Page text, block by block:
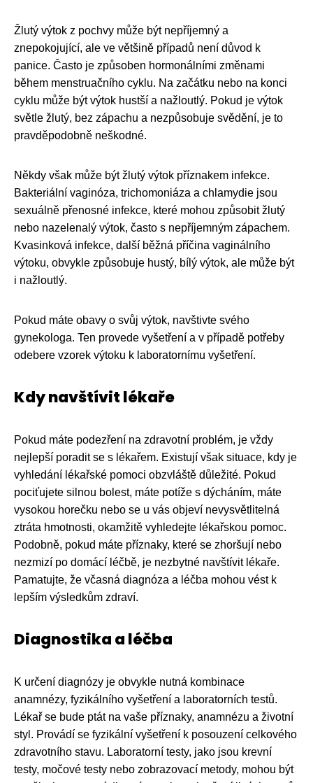
Žlutý výtok z pochvy může být nepříjemný a
znepokojující, ale ve většině případů není důvod k
panice. Často je způsoben hormonálními změnami
během menstruačního cyklu. Na začátku nebo na konci
cyklu může být výtok hustší a nažloutlý. Pokud je výtok
světle žlutý, bez zápachu a nezpůsobuje svědění, je to
pravděpodobně neškodné.
Někdy však může být žlutý výtok příznakem infekce.
Bakteriální vaginóza, trichomoniáza a chlamydie jsou
sexuálně přenosné infekce, které mohou způsobit žlutý
nebo nazelenalý výtok, často s nepříjemným zápachem.
Kvasinková infekce, další běžná příčina vaginálního
výtoku, obvykle způsobuje hustý, bílý výtok, ale může být
i nažloutlý.
Pokud máte obavy o svůj výtok, navštivte svého
gynekologa. Ten provede vyšetření a v případě potřeby
odebere vzorek výtoku k laboratornímu vyšetření.
Kdy navštívit lékaře
Pokud máte podezření na zdravotní problém, je vždy
nejlepší poradit se s lékařem. Existují však situace, kdy je
vyhledání lékařské pomoci obzvláště důležité. Pokud
pociťujete silnou bolest, máte potíže s dýcháním, máte
vysokou horečku nebo se u vás objeví nevysvětlitelná
ztráta hmotnosti, okamžitě vyhledejte lékařskou pomoc.
Podobně, pokud máte příznaky, které se zhoršují nebo
nezmizí po domácí léčbě, je nezbytné navštívit lékaře.
Pamatujte, že včasná diagnóza a léčba mohou vést k
lepším výsledkům zdraví.
Diagnostika a léčba
K určení diagnózy je obvykle nutná kombinace
anamnézy, fyzikálního vyšetření a laboratorních testů.
Lékař se bude ptát na vaše příznaky, anamnézu a životní
styl. Provádí se fyzikální vyšetření k posouzení celkového
zdravotního stavu. Laboratorní testy, jako jsou krevní
testy, močové testy nebo zobrazovací metody, mohou být